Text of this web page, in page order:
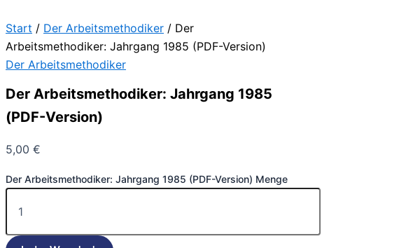
Start / Der Arbeitsmethodiker / Der
Arbeitsmethodiker: Jahrgang 1985 (PDF-Version)​​
Der Arbeitsmethodiker
Der Arbeitsmethodiker: Jahrgang 1985
(PDF-Version)​​
5,00 €
Der Arbeitsmethodiker: Jahrgang 1985 (PDF-Version)​​ Menge